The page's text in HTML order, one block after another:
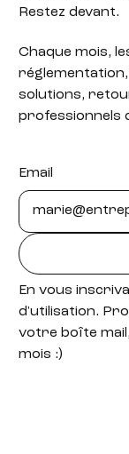
Restez devant.
Chaque mois,
solutions,
professionnels
Email
En vous
d'utilisation.
votre boîte
mois :)